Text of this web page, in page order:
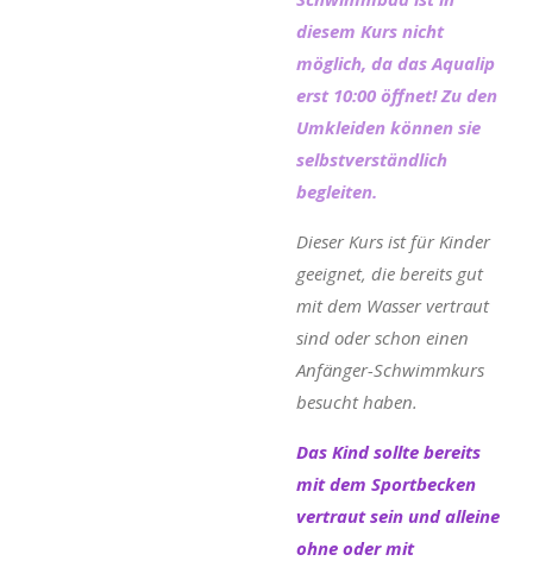
diesem Kurs nicht
möglich, da das Aqualip
erst 10:00 öffnet! Zu den
Umkleiden können sie
selbstverständlich
begleiten.
Dieser Kurs ist für Kinder
geeignet, die bereits gut
mit dem Wasser vertraut
sind oder schon einen
Anfänger-Schwimmkurs
besucht haben.
Das Kind sollte bereits
mit dem Sportbecken
vertraut sein und alleine
ohne oder mit